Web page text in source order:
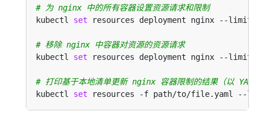
# 为 nginx 中的所有容器设置资源请求和限制
kubectl set resources deployment nginx --limits
# 移除 nginx 中容器对资源的资源请求
kubectl set resources deployment nginx --limits
# 打印基于本地清单更新 nginx 容器限制的结果（以 YAML
kubectl set resources -f path/to/file.yaml --